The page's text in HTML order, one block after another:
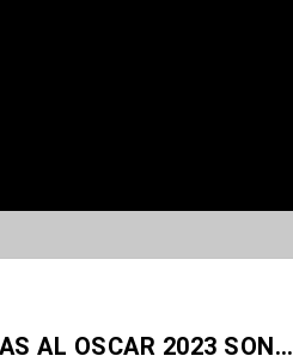
AL OSCAR 2023 SON…